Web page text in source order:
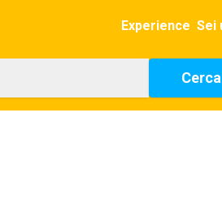
Experience Sei
Cerca